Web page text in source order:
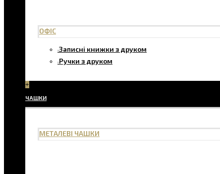
ОФІС
Записні книжки з друком
Ручки з друком
+
ЧАШКИ
МЕТАЛЕВІ ЧАШКИ